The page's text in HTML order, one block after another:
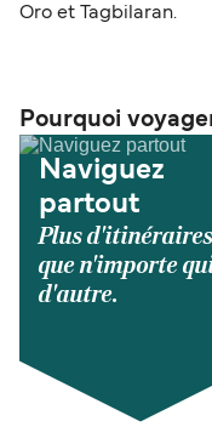
Oro et Tagbilaran.
Pourquoi
Naviguez
partout
Plus d'itinéraires
que n'importe
d'autre.